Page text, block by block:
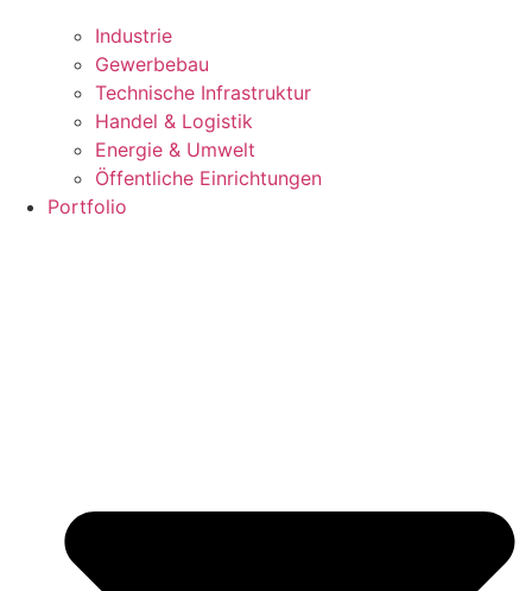
Industrie
Gewerbebau
Technische Infrastruktur
Handel & Logistik
Energie & Umwelt
Öffentliche Einrichtungen
Portfolio